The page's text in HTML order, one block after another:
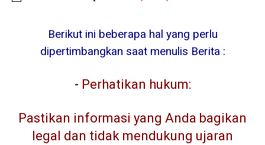
Berikut ini beberapa hal yang perlu
dipertimbangkan saat menulis Berita :
- Perhatikan hukum:
Pastikan informasi yang Anda bagikan
legal dan tidak mendukung ujaran